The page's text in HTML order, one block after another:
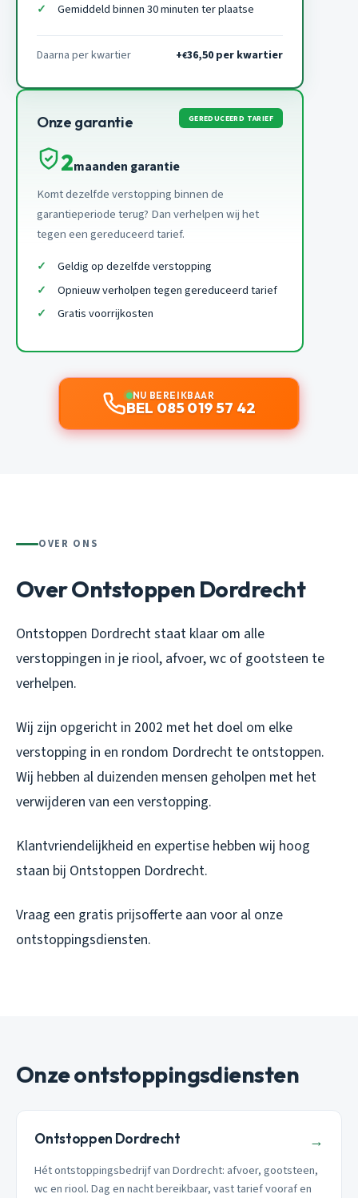
Gemiddeld binnen 30 minuten ter plaatse
Daarna per kwartier +€36,50 per kwartier
Onze garantie GEREDUCEERD TARIEF
2maanden garantie
Komt dezelfde verstopping binnen de
garantieperiode terug? Dan verhelpen wij het
tegen een gereduceerd tarief.
Geldig op dezelfde verstopping
Opnieuw verholpen tegen gereduceerd tarief
Gratis voorrijkosten
NU BEREIKBAAR
BEL 085 019 57 42
OVER ONS
Over Ontstoppen Dordrecht
Ontstoppen Dordrecht staat klaar om alle
verstoppingen in je riool, afvoer, wc of gootsteen te
verhelpen.
Wij zijn opgericht in 2002 met het doel om elke
verstopping in en rondom Dordrecht te ontstoppen.
Wij hebben al duizenden mensen geholpen met het
verwijderen van een verstopping.
Klantvriendelijkheid en expertise hebben wij hoog
staan bij Ontstoppen Dordrecht.
Vraag een gratis prijsofferte aan voor al onze
ontstoppingsdiensten.
Onze ontstoppingsdiensten
Ontstoppen Dordrecht →
Hét ontstoppingsbedrijf van Dordrecht: afvoer, gootsteen,
wc en riool. Dag en nacht bereikbaar, vast tarief vooraf en